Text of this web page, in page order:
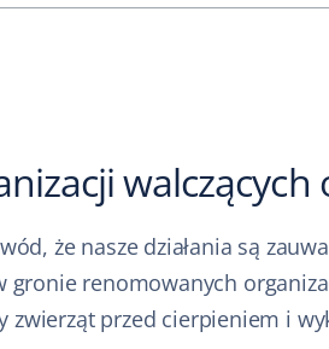
że nasze działania są
gronie renomowanych
przed cierpieniem i